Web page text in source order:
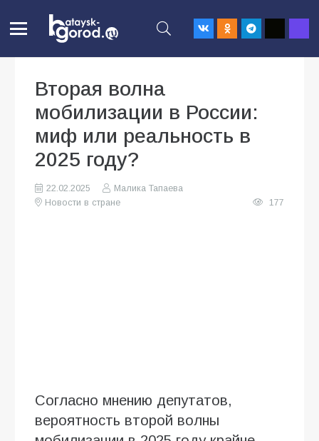
Вторая волна
мобилизации в России:
миф или реальность в
2025 году?
22.02.2025
Малика Тапаева
Новости в стране
177
Согласно мнению депутатов,
вероятность второй волны